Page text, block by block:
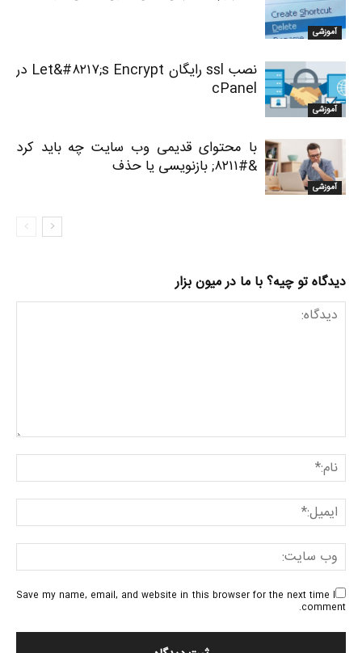
آموزشی
آموزشی
نصب ssl رایگان Let&#۸۲۱۷;s Encrypt در
cPanel
آموزشی
با محتوای قدیمی وب سایت چه باید کرد
&#۸۲۱۱; بازنویسی یا حذف
دیدگاه تو چیه؟ با ما در میون بزار
Save my name, email, and website in this browser for the next time I
comment.